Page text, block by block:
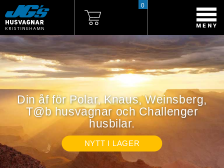
0
Din åf för Polar, Knaus, Weinsberg,
T@b husvagnar och Challenger
husbilar.
NYTT I LAGER